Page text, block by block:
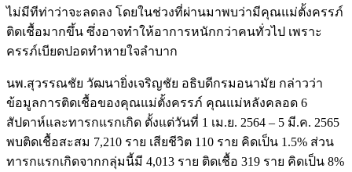
ไม่มีทีท่าว่าจะลดลง โดยในช่วงที่ผ่านมาพบว่ามีคุณแม่ตั้งครรภ์
ติดเชื้อมากขึ้น ซึ่งอาจทำให้อาการหนักกว่าคนทั่วไป เพราะ
ครรภ์เบียดปอดทำหายใจลำบาก
นพ.สุวรรณชัย วัฒนายิ่งเจริญชัย อธิบดีกรมอนามัย กล่าวว่า
ข้อมูลการติดเชื้อของคุณแม่ตั้งครรภ์ คุณแม่หลังคลอด 6
สัปดาห์และทารกแรกเกิด ตั้งแต่วันที่ 1 เม.ย. 2564 – 5 มี.ค. 2565
พบติดเชื้อสะสม 7,210 ราย เสียชีวิต 110 ราย คิดเป็น 1.5% ส่วน
ทารกแรกเกิดจากกลุ่มนี้มี 4,013 ราย ติดเชื้อ 319 ราย คิดเป็น 8%